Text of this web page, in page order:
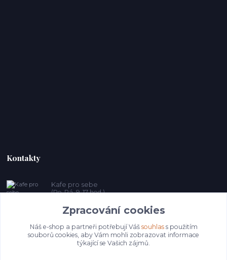
Kontakty
Kafe pro sebe
(Po-Pá, 9-17 hod.)
prosebeunicov@seznam.cz
Zpracování cookies
Náš e-shop a partneři potřebují Váš souhlass použitím
souborů cookies, aby Vám mohli zobrazovat informace
týkající se Vašich zájmů.